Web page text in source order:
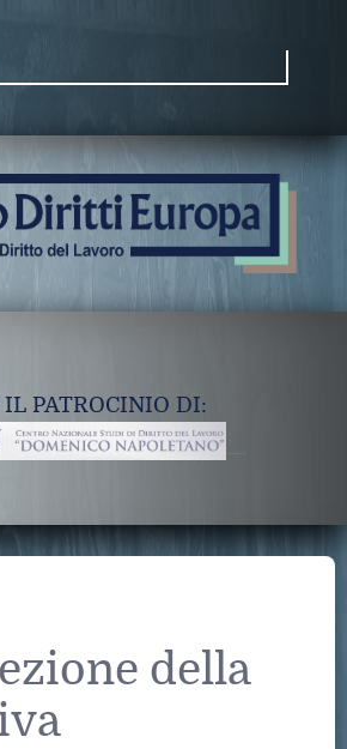
IL PATROCINIO DI:
della